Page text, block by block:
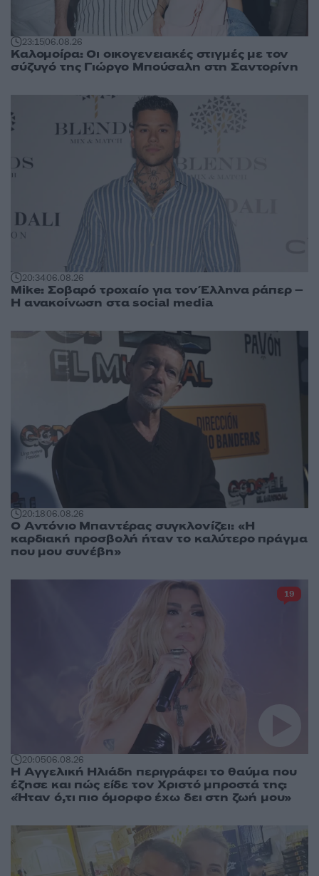
23:1506.08.26
Καλομοίρα: Οι οικογενειακές στιγμές με τον
σύζυγό της Γιώργο Μπούσαλη στη Σαντορίνη
20:3406.08.26
Mike: Σοβαρό τροχαίο για τον Έλληνα ράπερ –
Η ανακοίνωση στα social media
20:1806.08.26
Ο Αντόνιο Μπαντέρας συγκλονίζει: «Η
καρδιακή προσβολή ήταν το καλύτερο πράγμα
που μου συνέβη»
20:0506.08.26
Η Αγγελική Ηλιάδη περιγράφει το θαύμα που
έζησε και πώς είδε τον Χριστό μπροστά της:
«Ήταν ό,τι πιο όμορφο έχω δει στη ζωή μου»
19